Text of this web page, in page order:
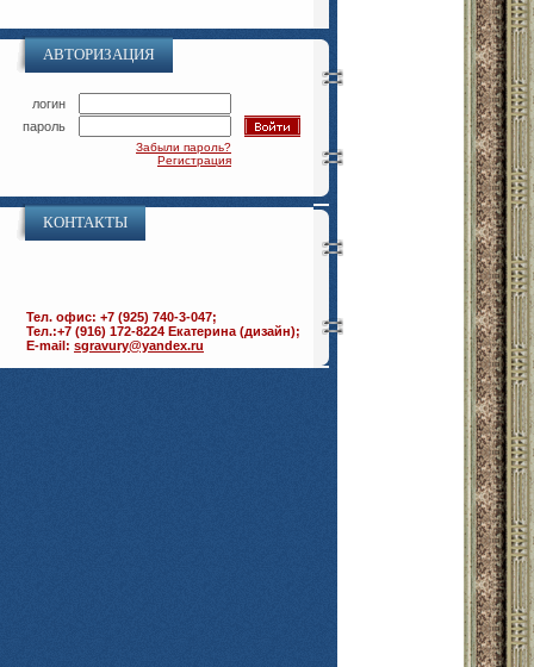
АВТОРИЗАЦИЯ
логин
пароль
Забыли пароль?
Регистрация
КОНТАКТЫ
Тел. офис: +7 (925) 740-3-047;
Тел.:+7 (916) 172-8224 Екатерина (дизайн);
E-mail: sgravury@yandex.ru